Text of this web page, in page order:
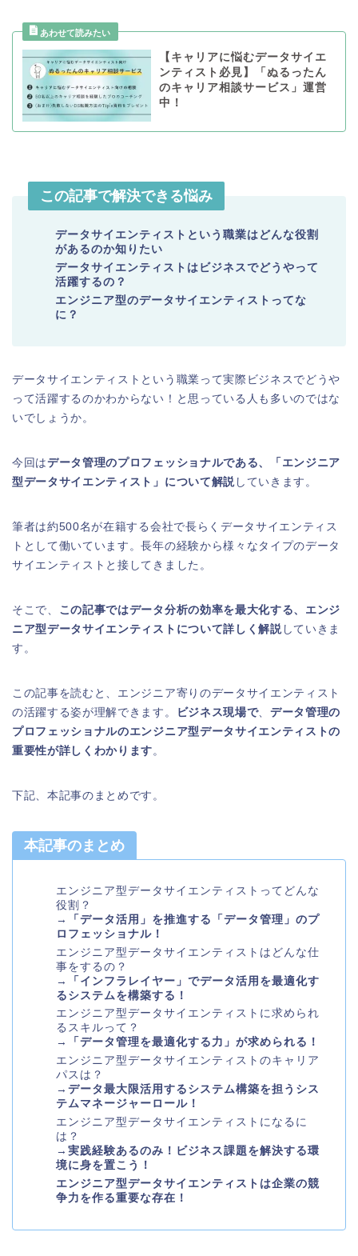
【キャリアに悩むデータサイエ
ンティスト必見】「ぬるったん
のキャリア相談サービス」運営
中！
この記事で解決できる悩み
データサイエンティストという職業はどんな役割
があるのか知りたい
データサイエンティストはビジネスでどうやって
活躍するの？
エンジニア型のデータサイエンティストってな
に？
データサイエンティストという職業って実際ビジネスでどうや
って活躍するのかわからない！ と思っている人も多いのではな
いでしょうか。
今回はデータ管理のプロフェッショナルである、「エンジニア
型データサイエンティスト」について解説 していきます。
筆者は約500名が在籍する会社で長らくデータサイエンティス
トとして働いています。長年の経験から様々なタイプのデータ
サイエンティストと接してきました。
そこで、 この記事ではデータ分析の効率を最大化する、エンジ
ニア型データサイエンティストについて詳しく解説 していきま
す。
この記事を読むと、エンジニア寄りのデータサイエンティスト
の活躍する姿が理解できます。
ビジネス現場で、 データ管理の
プロフェッショナルのエンジニア型データサイエンティストの
重要性が詳しくわかります 。
下記、本記事のまとめです。
本記事のまとめ
エンジニア型データサイエンティストってどんな
役割？
→
「 データ活用」を推進する「データ管理」のプ
ロフェッショナル！
エンジニア型データサイエンティストはどんな仕
事をするの？
→
「インフラレイヤー」でデータ活用を最適化す
るシステムを構築する！
エンジニア型データサイエンティストに求められ
るスキルって？
→
「データ管理を最適化する力」が求められる！
エンジニア型データサイエンティストのキャリア
パスは？
→ データ最大限活用するシステム構築を担うシス
テムマネージャーロール！
エンジニア型データサイエンティストになるに
は？
→ 実践経験あるのみ！ビジネス課題を解決する環
境に身を置こう！
エンジニア型データサイエンティストは企業の競
争力を作る重要な存在！